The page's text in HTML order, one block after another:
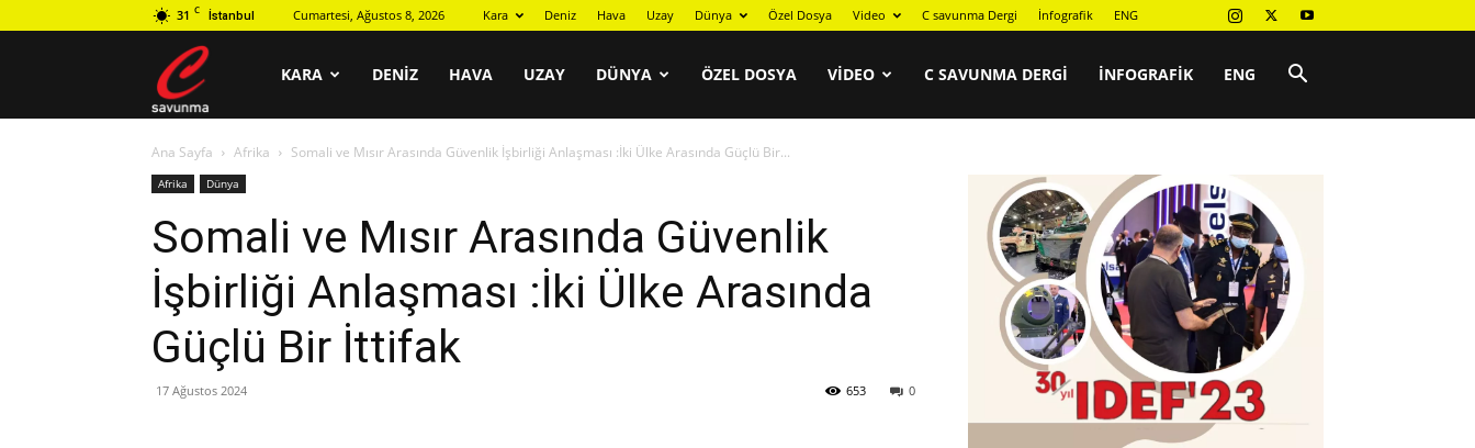
31 C İstanbul Cumartesi, Ağustos 8, 2026 Kara Deniz Hava Uzay Dünya Özel Dosya Video C savunma Dergi İnfografik ENG
savunma
KARA DENIZ HAVA UZAY DÜNYA ÖZEL DOSYA VIDEO C SAVUNMA DERGI İNFOGRAFIK ENG
Ana Sayfa Afrika Somali ve Mısır Arasında Güvenlik İşbirliği Anlaşması :İki Ülke Arasında Güçlü Bir...
Afrika Dünya
Somali ve Mısır Arasında Güvenlik
İşbirliği Anlaşması :İki Ülke Arasında
Güçlü Bir İttifak
17 Ağustos 2024 0
653